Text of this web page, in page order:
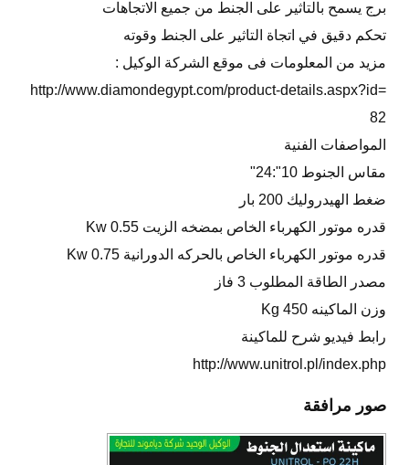
برج يسمح بالتاثير على الجنط من جميع الاتجاهات
تحكم دقيق في اتجاة التاثير على الجنط وقوته
مزيد من المعلومات فى موقع الشركة الوكيل :
http://www.diamondegypt.com/product-details.aspx?id=
82
المواصفات الفنية
مقاس الجنوط 10":24"
ضغط الهيدروليك 200 بار
قدره موتور الكهرباء الخاص بمضخه الزيت 0.55 Kw
قدره موتور الكهرباء الخاص بالحركه الدورانية 0.75 Kw
مصدر الطاقة المطلوب 3 فاز
وزن الماكينه 450 Kg
رابط فيديو شرح للماكينة
http://www.unitrol.pl/index.php
صور مرافقة